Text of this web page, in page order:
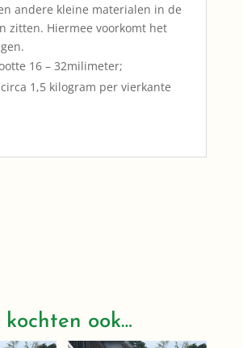
andere kleine materialen in de
zitten. Hiermee voorkomt het
16 – 32milimeter;
1,5 kilogram per vierkante
ook…